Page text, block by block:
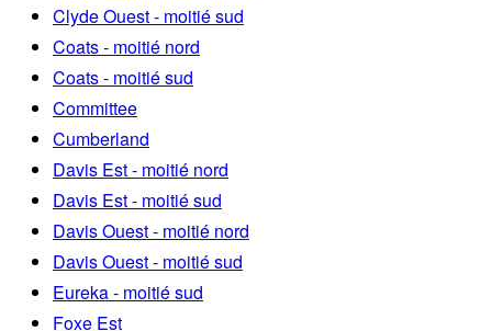
Clyde Ouest - moitié sud
Coats - moitié nord
Coats - moitié sud
Committee
Cumberland
Davis Est - moitié nord
Davis Est - moitié sud
Davis Ouest - moitié nord
Davis Ouest - moitié sud
Eureka - moitié sud
Foxe Est